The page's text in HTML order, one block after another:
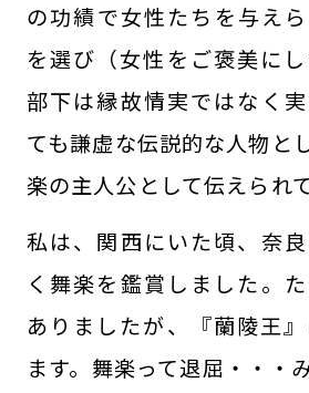
の功績で女性たちを与え
を選び（女性をご褒美にし
部下は縁故情実ではなく
ても謙虚な伝説的な人物と
楽の主人公として伝えられ
私は、関西にいた頃、奈
く舞楽を鑑賞しました。
ありましたが、『蘭陵王
ます。舞楽って退屈・・・